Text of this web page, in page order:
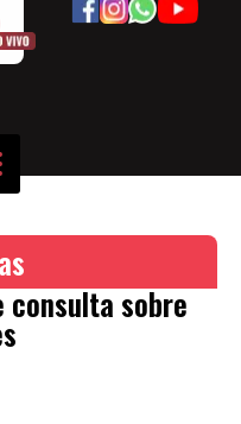
consulta sobre